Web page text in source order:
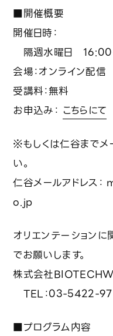
技術レポート
サステナビリティ
環境への取り組み
SDGs対応
資料請求
■開催概要
開催日時：
隔週水曜日
会場：オンライン配信
受講料：無料
お申込み： こちらにて
※もしくは仁谷までメ
い。
仁谷メールアドレス
o.jp
オリエンテーション
でお願いします。
株式会社
TEL：03-5422-
■プログラム内容